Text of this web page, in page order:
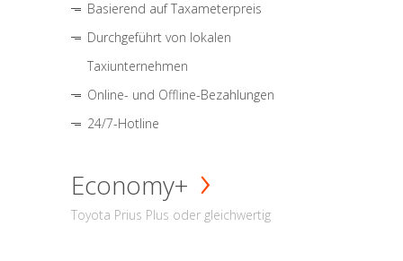
Basierend auf Taxameterpreis
Durchgeführt von lokalen
Taxiunternehmen
Online- und Offline-Bezahlungen
24/7-Hotline
Economy+
Toyota Prius Plus oder gleichwertig